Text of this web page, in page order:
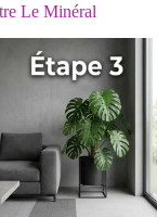
Le Minéral